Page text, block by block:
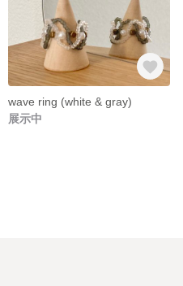
wave ring (white & gray)
展示中